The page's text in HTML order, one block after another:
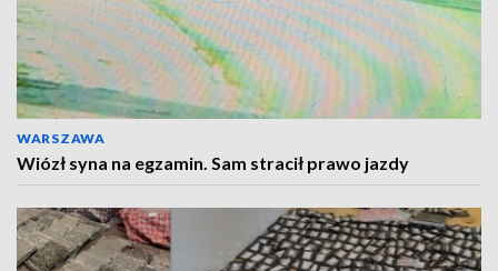
WARSZAWA
Wiózł syna na egzamin. Sam stracił prawo jazdy